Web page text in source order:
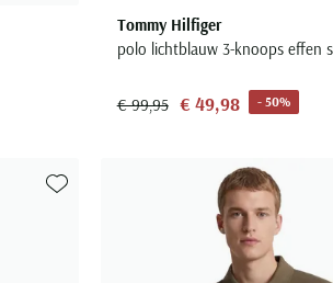
Tommy Hilfiger
polo lichtblauw 3-knoops effen
€ 99,95 € 49,98 - 50%
Toevoegen aan favorieten